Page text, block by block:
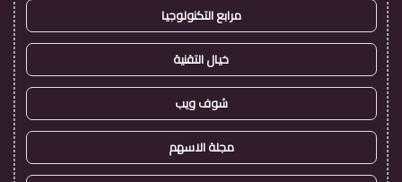
مرابع التكنولوجيا
خيال التقنية
شوف ويب
مجلة الاسهم